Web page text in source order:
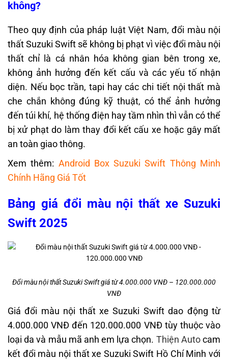
không?
Theo quy định của pháp luật Việt Nam, đổi màu nội
thất Suzuki Swift sẽ không bị phạt vì việc đổi màu nội
thất chỉ là cá nhân hóa không gian bên trong xe,
không ảnh hưởng đến kết cấu và các yếu tố nhận
diện. Nếu bọc trần, tapi hay các chi tiết nội thất mà
che chắn không đúng kỹ thuật, có thể ảnh hưởng
đến túi khí, hệ thống điện hay tầm nhìn thì vẫn có thể
bị xử phạt do làm thay đổi kết cấu xe hoặc gây mất
an toàn giao thông.
Xem thêm: Android Box Suzuki Swift Thông Minh
Chính Hãng Giá Tốt
Bảng giá đổi màu nội thất xe Suzuki
Swift 2025
Đổi màu nội thất Suzuki Swift giá từ 4.000.000 VNĐ – 120.000.000
VNĐ
Giá đổi màu nội thất xe Suzuki Swift dao động từ
4.000.000 VNĐ đến 120.000.000 VNĐ tùy thuộc vào
loại da và mẫu mã anh em lựa chọn. Thiện Autocam
kết đổi màu nội thất xe Suzuki Swift Hồ Chí Minh với